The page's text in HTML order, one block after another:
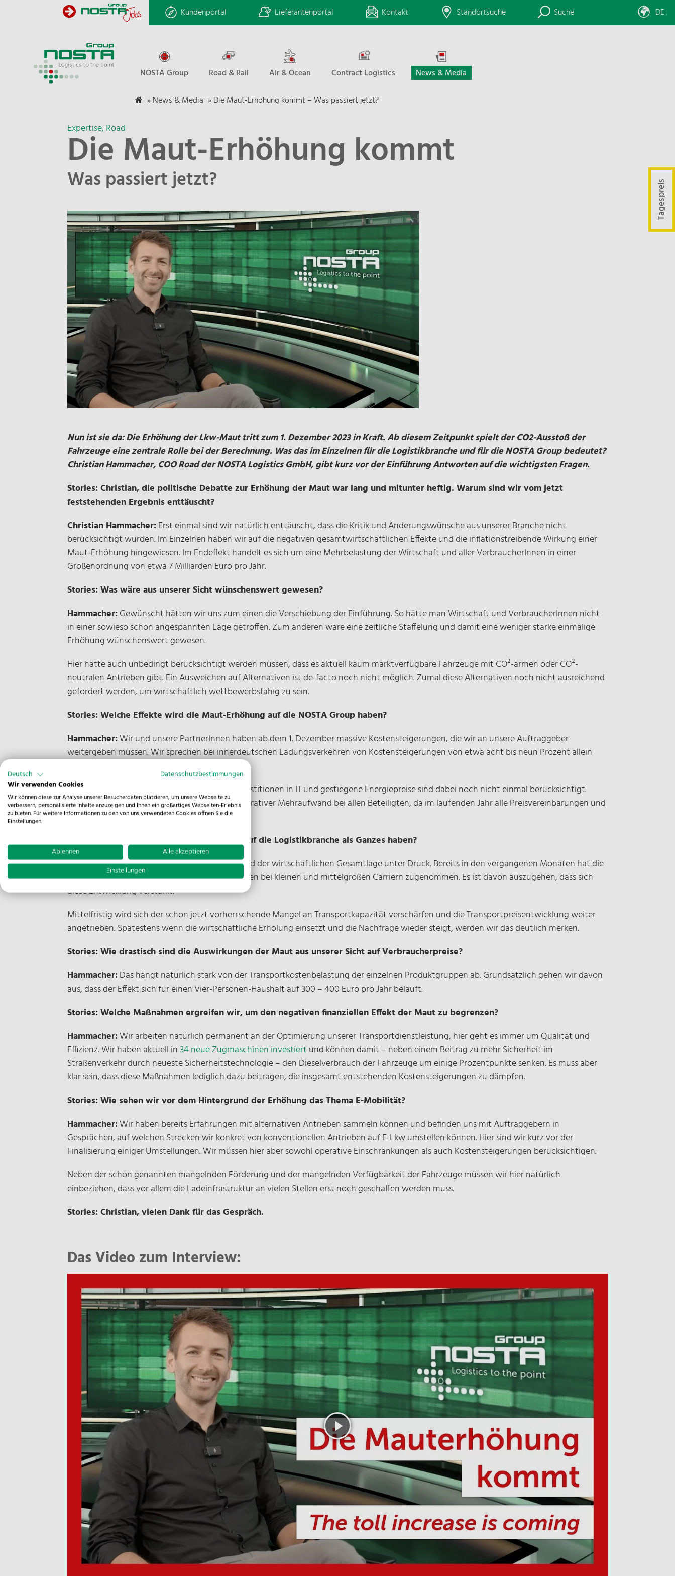
Kundenportal Lieferantenportal Kontakt Standortsuche Suche DE
NOSTA Group Road & Rail Air & Ocean Contract Logistics News & Media
Tagespreis
»News & Media »Die Maut-Erhöhung kommt – Was passiert jetzt?
Expertise Road
Die Maut-Erhöhung kommt
Was passiert jetzt?
Nun ist sie da: Die Erhöhung der Lkw-Maut tritt zum 1. Dezember 2023 in Kraft. Ab diesem Zeitpunkt spielt der CO2-Ausstoß der
Fahrzeuge eine zentrale Rolle bei der Berechnung. Was das im Einzelnen für die Logistikbranche und für die NOSTA Group bedeutet?
Christian Hammacher, COO Road der NOSTA Logistics GmbH, gibt kurz vor der Einführung Antworten auf die wichtigsten Fragen.
Stories: Christian, die politische Debatte zur Erhöhung der Maut war lang und mitunter heftig. Warum sind wir vom jetzt
feststehenden Ergebnis enttäuscht?
Christian Hammacher: Erst einmal sind wir natürlich enttäuscht, dass die Kritik und Änderungswünsche aus unserer Branche nicht
berücksichtigt wurden. Im Einzelnen haben wir auf die negativen gesamtwirtschaftlichen Effekte und die inflationstreibende Wirkung einer
Maut-Erhöhung hingewiesen. Im Endeffekt handelt es sich um eine Mehrbelastung der Wirtschaft und aller VerbraucherInnen in einer
Größenordnung von etwa 7 Milliarden Euro pro Jahr.
Stories: Was wäre aus unserer Sicht wünschenswert gewesen?
Hammacher: Gewünscht hätten wir uns zum einen die Verschiebung der Einführung. So hätte man Wirtschaft und VerbraucherInnen nicht
in einer sowieso schon angespannten Lage getroffen. Zum anderen wäre eine zeitliche Staffelung und damit eine weniger starke einmalige
Erhöhung wünschenswert gewesen.
Hier hätte auch unbedingt berücksichtigt werden müssen, dass es aktuell kaum marktverfügbare Fahrzeuge mit CO²-armen oder CO²-
neutralen Antrieben gibt. Ein Ausweichen auf Alternativen ist de-facto noch nicht möglich. Zumal diese Alternativen noch nicht ausreichend
gefördert werden, um wirtschaftlich wettbewerbsfähig zu sein.
Stories: Welche Effekte wird die Maut-Erhöhung auf die NOSTA Group haben?
Hammacher:Wir und unsere PartnerInnen haben ab dem 1. Dezember massive Kostensteigerungen, die wir an unsere Auftraggeber
weitergeben müssen. Wir sprechen bei innerdeutschen Ladungsverkehren von Kostensteigerungen von etwa acht bis neun Prozent allein
Zusätzliche Kosten durch steigende Löhne, Investitionen in IT und gestiegene Energiepreise sind dabei noch nicht einmal berücksichtigt.
Darüber hinaus entsteht ein deutlicher administrativer Mehraufwand bei allen Beteiligten, da im laufenden Jahr alle Preisvereinbarungen und
Offerten angepasst werden müssen.
Stories: Welche Effekte wird die Erhöhung auf die Logistikbranche als Ganzes haben?
Hammacher:Die Logistikbranche steht aufgrund der wirtschaftlichen Gesamtlage unter Druck. Bereits in den vergangenen Monaten hat die
Anzahl der Insolvenzen oder Betriebsschließungen bei kleinen und mittelgroßen Carriern zugenommen. Es ist davon auszugehen, dass sich
diese Entwicklung verstärkt.
Mittelfristig wird sich der schon jetzt vorherrschende Mangel an Transportkapazität verschärfen und die Transportpreisentwicklung weiter
angetrieben. Spätestens wenn die wirtschaftliche Erholung einsetzt und die Nachfrage wieder steigt, werden wir das deutlich merken.
Stories: Wie drastisch sind die Auswirkungen der Maut aus unserer Sicht auf Verbraucherpreise?
Hammacher: Das hängt natürlich stark von der Transportkostenbelastung der einzelnen Produktgruppen ab. Grundsätzlich gehen wir davon
aus, dass der Effekt sich für einen Vier-Personen-Haushalt auf 300 – 400 Euro pro Jahr beläuft.
Stories: Welche Maßnahmen ergreifen wir, um den negativen finanziellen Effekt der Maut zu begrenzen?
Hammacher:Wir arbeiten natürlich permanent an der Optimierung unserer Transportdienstleistung, hier geht es immer um Qualität und
Effizienz. Wir haben aktuell in34 neue Zugmaschinen investiert und können damit – neben einem Beitrag zu mehr Sicherheit im
Straßenverkehr durch neueste Sicherheitstechnologie – den Dieselverbrauch der Fahrzeuge um einige Prozentpunkte senken. Es muss aber
klar sein, dass diese Maßnahmen lediglich dazu beitragen, die insgesamt entstehenden Kostensteigerungen zu dämpfen.
Stories: Wie sehen wir vor dem Hintergrund der Erhöhung das Thema E-Mobilität?
Hammacher:Wir haben bereits Erfahrungen mit alternativen Antrieben sammeln können und befinden uns mit Auftraggebern in
Gesprächen, auf welchen Strecken wir konkret von konventionellen Antrieben auf E-Lkw umstellen können. Hier sind wir kurz vor der
Finalisierung einiger Umstellungen. Wir müssen hier aber sowohl operative Einschränkungen als auch Kostensteigerungen berücksichtigen.
Neben der schon genannten mangelnden Förderung und der mangelnden Verfügbarkeit der Fahrzeuge müssen wir hier natürlich
einbeziehen, dass vor allem die Ladeinfrastruktur an vielen Stellen erst noch geschaffen werden muss.
Stories: Christian, vielen Dank für das Gespräch.
Das Video zum Interview:
Deutsch
Datenschutzbestimmungen
Wir verwenden Cookies
Wir können diese zur Analyse unserer Besucherdaten platzieren, um unsere Webseite zu
verbessern, personalisierte Inhalte anzuzeigen und Ihnen ein großartiges Webseiten-Erlebnis
zu bieten. Für weitere Informationen zu den von uns verwendeten Cookies öffnen Sie die
Einstellungen.
Ablehnen
Alle akzeptieren
Einstellungen